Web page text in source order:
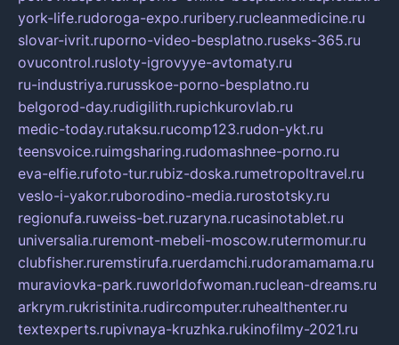
york-life.rudoroga-expo.ruribery.rucleanmedicine.ru
slovar-ivrit.ruporno-video-besplatno.ruseks-365.ru
ovucontrol.rusloty-igrovyye-avtomaty.ru
ru-industriya.rurusskoe-porno-besplatno.ru
belgorod-day.rudigilith.rupichkurovlab.ru
medic-today.rutaksu.rucomp123.rudon-ykt.ru
teensvoice.ruimgsharing.rudomashnee-porno.ru
eva-elfie.rufoto-tur.rubiz-doska.rumetropoltravel.ru
veslo-i-yakor.ruborodino-media.rurostotsky.ru
regionufa.ruweiss-bet.ruzaryna.rucasinotablet.ru
universalia.ruremont-mebeli-moscow.rutermomur.ru
clubfisher.ruremstirufa.ruerdamchi.rudoramamama.ru
muraviovka-park.ruworldofwoman.ruclean-dreams.ru
arkrym.rukristinita.rudircomputer.ruhealthenter.ru
textexperts.rupivnaya-kruzhka.rukinofilmy-2021.ru